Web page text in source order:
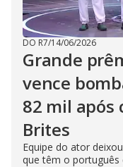
DO R7/14/06/2026
Grande
vence
82 mil após
Brites
Equipe do ator
que têm o português